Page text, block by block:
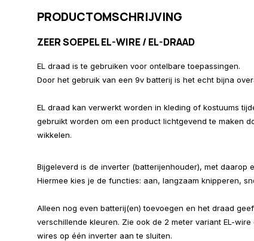
PRODUCTOMSCHRIJVING
ZEER SOEPEL EL-WIRE / EL-DRAAD
EL draad is te gebruiken voor ontelbare toepassingen.
Door het gebruik van een 9v batterij is het echt bijna
EL draad kan verwerkt worden in kleding of kostuums
gebruikt worden om een product lichtgevend te maken
wikkelen.
Bijgeleverd is de inverter (batterijenhouder), met daarop
Hiermee kies je de functies: aan, langzaam knipperen,
Alleen nog even batterij(en) toevoegen en het draad
verschillende kleuren. Zie ook de 2 meter variant EL-
wires op één inverter aan te sluiten.